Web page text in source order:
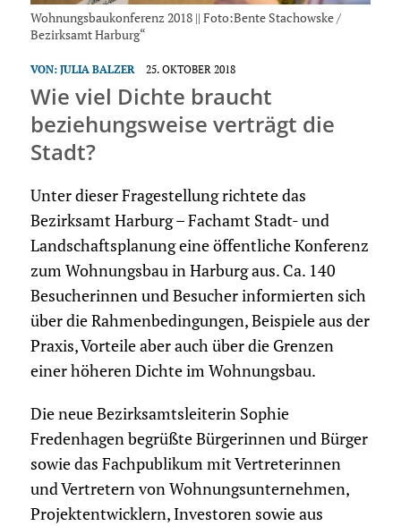
Wohnungsbaukonferenz 2018 || Foto:Bente Stachowske /
Bezirksamt Harburg“
VON: JULIA BALZER 25. OKTOBER 2018
Wie viel Dichte braucht
beziehungsweise verträgt die
Stadt?
Unter dieser Fragestellung richtete das
Bezirksamt Harburg – Fachamt Stadt- und
Landschaftsplanung eine öffentliche Konferenz
zum Wohnungsbau in Harburg aus. Ca. 140
Besucherinnen und Besucher informierten sich
über die Rahmenbedingungen, Beispiele aus der
Praxis, Vorteile aber auch über die Grenzen
einer höheren Dichte im Wohnungsbau.
Die neue Bezirksamtsleiterin Sophie
Fredenhagen begrüßte Bürgerinnen und Bürger
sowie das Fachpublikum mit Vertreterinnen
und Vertretern von Wohnungsunternehmen,
Projektentwicklern, Investoren sowie aus